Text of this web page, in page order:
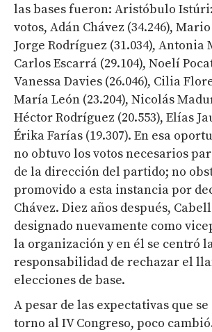
las bases fueron: Aristóbulo
votos, Adán Chávez (34.246),
Jorge Rodríguez (31.034), Antonia
Carlos Escarrá (29.104), Noelí
Vanessa Davies (26.046), Cilia
María León (23.204), Nicolás
Héctor Rodríguez (20.553), Elías
Érika Farías (19.307). En esa
no obtuvo los votos necesarios
de la dirección del partido; no
promovido a esta instancia por
Chávez. Diez años después,
designado nuevamente como
la organización y en él se centró
responsabilidad de rechazar el
elecciones de base.
A pesar de las expectativas que
torno al IV Congreso, poco